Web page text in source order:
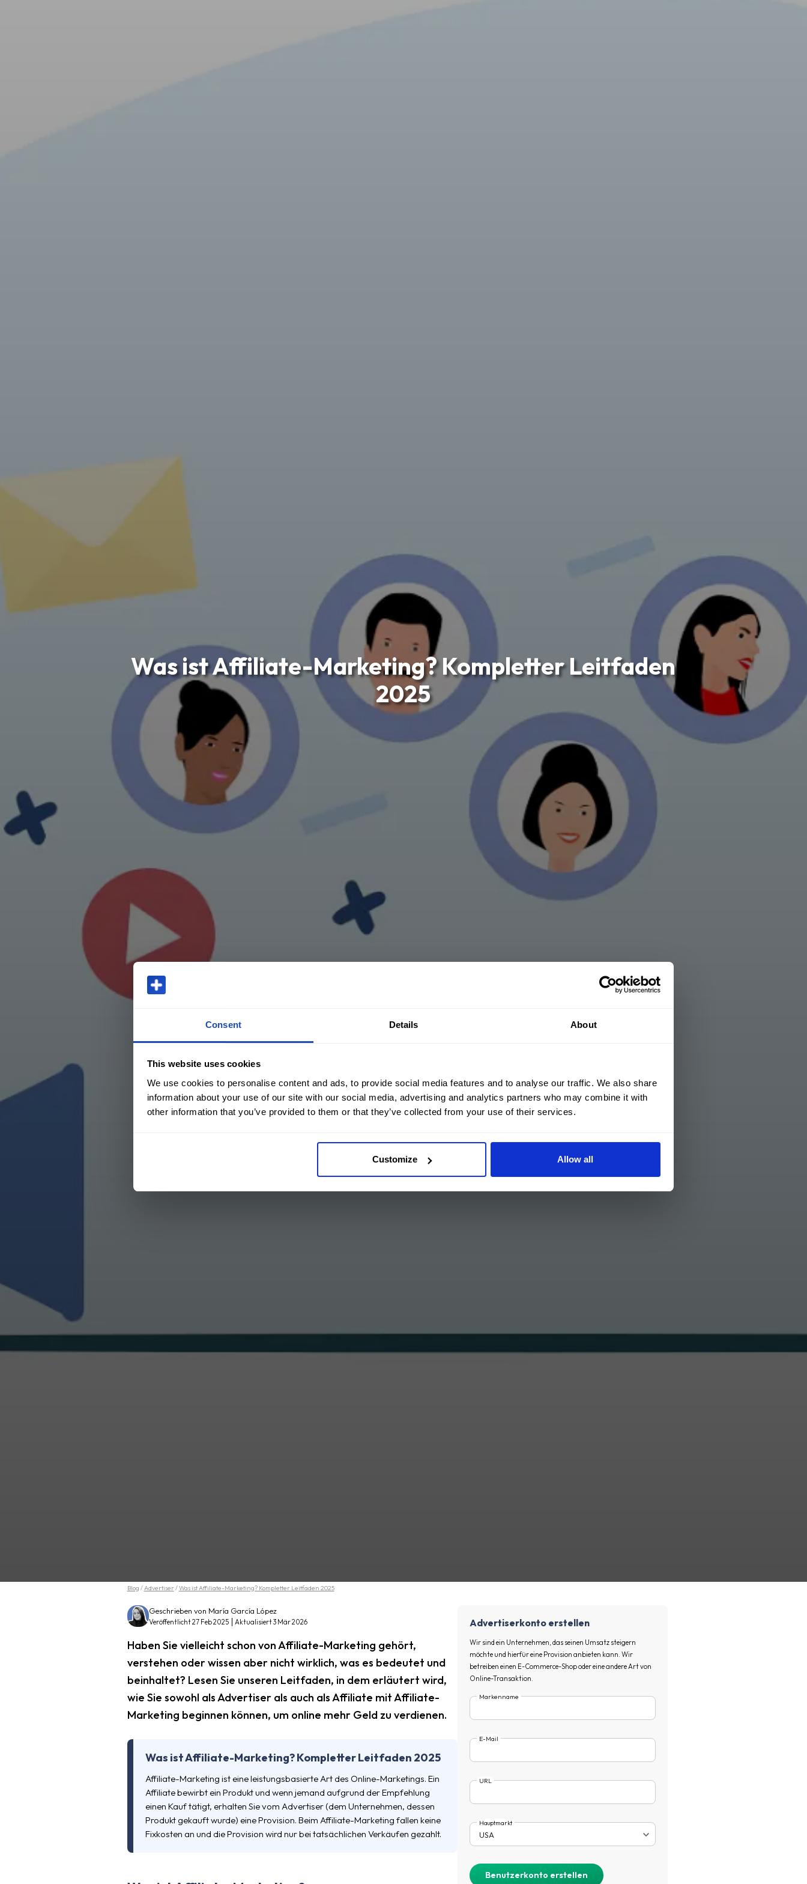
Consent Details About
This website uses cookies
We use cookies to personalise content and ads, to provide social media features and to analyse our traffic. We also share
information about your use of our site with our social media, advertising and analytics partners who may combine it with
other information that you’ve provided to them or that they’ve collected from your use of their services.
Customize Allow all
Was ist Affiliate-Marketing? Kompletter Leitfaden
2025
Blog /Advertiser/Was ist Affiliate-Marketing? Kompletter Leitfaden 2025
Geschrieben von María García López
Veröffentlicht 27 Feb 2025 Aktualisiert 3 Mär 2026
Haben Sie vielleicht schon von Affiliate-Marketing gehört,
verstehen oder wissen aber nicht wirklich, was es bedeutet und
beinhaltet? Lesen Sie unseren Leitfaden, in dem erläutert wird,
wie Sie sowohl als Advertiser als auch als Affiliate mit Affiliate-
Marketing beginnen können, um online mehr Geld zu verdienen.
Was ist Affiliate-Marketing? Kompletter Leitfaden 2025
Affiliate-Marketing ist eine leistungsbasierte Art des Online-Marketings. Ein
Affiliate bewirbt ein Produkt und wenn jemand aufgrund der Empfehlung
einen Kauf tätigt, erhalten Sie vom Advertiser (dem Unternehmen, dessen
Produkt gekauft wurde) eine Provision. Beim Affiliate-Marketing fallen keine
Fixkosten an und die Provision wird nur bei tatsächlichen Verkäufen gezahlt.
Advertiserkonto erstellen
Wir sind ein Unternehmen, das seinen Umsatz steigern
möchte und hierfür eine Provision anbieten kann. Wir
betreiben einen E-Commerce-Shop oder eine andere Art von
Online-Transaktion.
Markenname
E-Mail
URL
Hauptmarkt